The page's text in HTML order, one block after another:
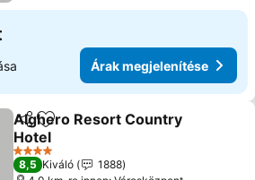
Árak megjelenítése
Megosztás
Hozzáadás a kedvencekhez
Alghero Resort Country
Hotel
4 Kategória
8,5 Kiváló
1888